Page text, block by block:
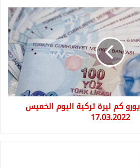
100 دولار و 100 يورو كم ليرة تركية اليوم الخميس
17.03.2022